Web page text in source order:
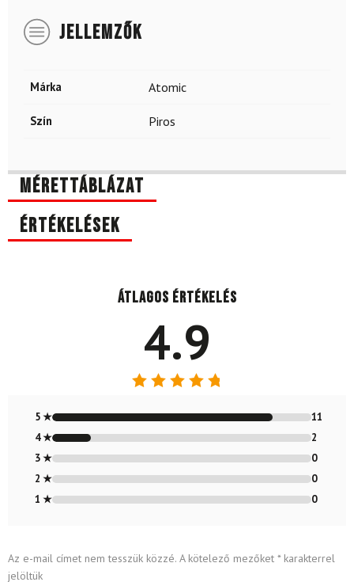
JELLEMZŐK
Márka Atomic
Szín Piros
Mérettáblázat
Értékelések
Átlagos értékelés
4.9
4.85/ 5
5 ★
11
4 ★
2
3 ★
0
2 ★
0
1 ★
0
Az e-mail címet nem tesszük közzé. A kötelező mezőket *karakterrel
jelöltük